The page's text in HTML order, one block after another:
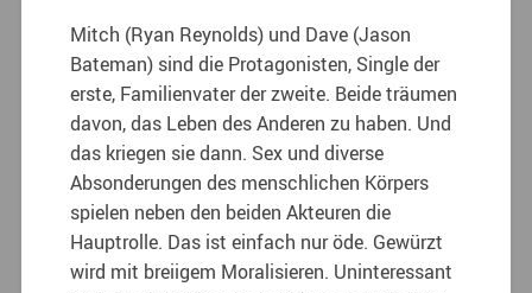
Mitch (Ryan Reynolds) und Dave (Jason
Bateman) sind die Protagonisten, Single der
erste, Familienvater der zweite. Beide träumen
davon, das Leben des Anderen zu haben. Und
das kriegen sie dann. Sex und diverse
Absonderungen des menschlichen Körpers
spielen neben den beiden Akteuren die
Hauptrolle. Das ist einfach nur öde. Gewürzt
wird mit breiigem Moralisieren. Uninteressant